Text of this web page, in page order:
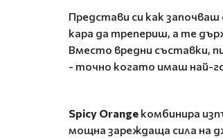
Представи си как
кара да трепериш, а те
Вместо вредни съставки,
- точно когато имаш най-
Spicy Orange комбинира
мощна зареждаща сила на